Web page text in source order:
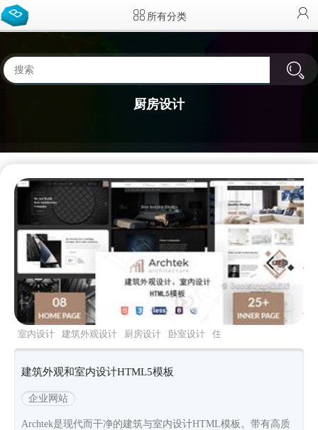
所有分类
厨房设计
室内设计 建筑外观设计 厨房设计 卧室设计
住
宅设计
建筑外观和室内设计HTML5模板
企业网站
Archtek是现代而干净的建筑与室内设计HTML模板。带有高质